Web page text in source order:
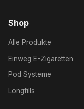
Shop
Alle Produkte
Einweg E-Zigaretten
Pod Systeme
Longfills